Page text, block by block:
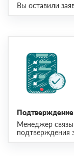
Вы оставили
Подтверждение
Менеджер
подтверждения